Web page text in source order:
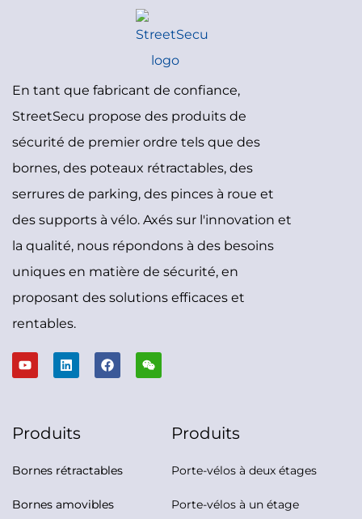
En tant que fabricant de confiance,
StreetSecu propose des produits de
sécurité de premier ordre tels que des
bornes, des poteaux rétractables, des
serrures de parking, des pinces à roue et
des supports à vélo. Axés sur l'innovation et
la qualité, nous répondons à des besoins
uniques en matière de sécurité, en
proposant des solutions efficaces et
rentables.
Produits
Bornes rétractables
Bornes amovibles
Produits
Porte-vélos à deux étages
Porte-vélos à un étage